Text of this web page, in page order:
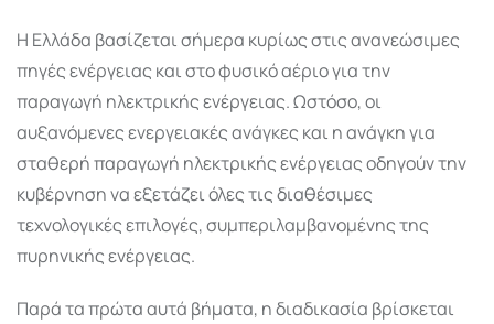
Η Ελλάδα βασίζεται σήμερα κυρίως στις ανανεώσιμες
πηγές ενέργειας και στο φυσικό αέριο για την
παραγωγή ηλεκτρικής ενέργειας. Ωστόσο, οι
αυξανόμενες ενεργειακές ανάγκες και η ανάγκη για
σταθερή παραγωγή ηλεκτρικής ενέργειας οδηγούν την
κυβέρνηση να εξετάζει όλες τις διαθέσιμες
τεχνολογικές επιλογές, συμπεριλαμβανομένης της
πυρηνικής ενέργειας.
Παρά τα πρώτα αυτά βήματα, η διαδικασία βρίσκεται